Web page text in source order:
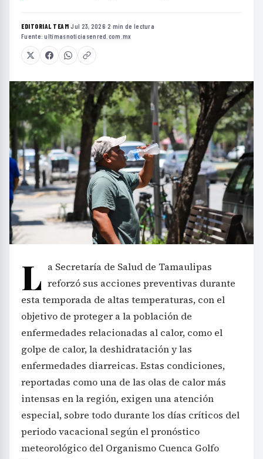
EDITORIAL TEAM·Jul 23, 2026·2 min de lectura·
Fuente:ultimasnoticiasenred.com.mx
L a Secretaría de Salud de Tamaulipas
reforzó sus acciones preventivas durante
esta temporada de altas temperaturas, con el
objetivo de proteger a la población de
enfermedades relacionadas al calor, como el
golpe de calor, la deshidratación y las
enfermedades diarreicas. Estas condiciones,
reportadas como una de las olas de calor más
intensas en la región, exigen una atención
especial, sobre todo durante los días críticos del
periodo vacacional según el pronóstico
meteorológico del Organismo Cuenca Golfo